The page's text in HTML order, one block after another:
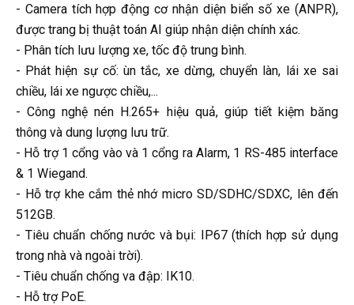
- Camera tích hợp động cơ nhận diện biển số xe (ANPR),
được trang bị thuật toán AI giúp nhận diện chính xác.
- Phân tích lưu lượng xe, tốc độ trung bình.
- Phát hiện sự cố: ùn tắc, xe dừng, chuyển làn, lái xe sai
chiều, lái xe ngược chiều,...
- Công nghệ nén H.265+ hiệu quả, giúp tiết kiệm băng
thông và dung lượng lưu trữ.
- Hỗ trợ 1 cổng vào và 1 cổng ra Alarm, 1 RS-485 interface
& 1 Wiegand.
- Hỗ trợ khe cắm thẻ nhớ micro SD/SDHC/SDXC, lên đến
512GB.
- Tiêu chuẩn chống nước và bụi: IP67 (thích hợp sử dụng
trong nhà và ngoài trời).
- Tiêu chuẩn chống va đập: IK10.
- Hỗ trợ PoE.